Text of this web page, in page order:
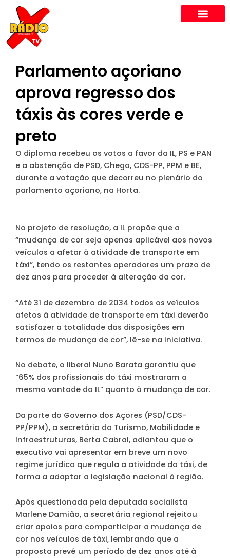
content
Parlamento açoriano
aprova regresso dos
táxis às cores verde e
preto
O diploma recebeu os votos a favor da IL, PS e PAN
e a abstenção de PSD, Chega, CDS-PP, PPM e BE,
durante a votação que decorreu no plenário do
parlamento açoriano, na Horta.
No projeto de resolução, a IL propõe que a
“mudança de cor seja apenas aplicável aos novos
veículos a afetar à atividade de transporte em
táxi”, tendo os restantes operadores um prazo de
dez anos para proceder à alteração da cor.
“Até 31 de dezembro de 2034 todos os veículos
afetos à atividade de transporte em táxi deverão
satisfazer a totalidade das disposições em
termos de mudança de cor”, lê-se na iniciativa.
No debate, o liberal Nuno Barata garantiu que
“65% dos profissionais do táxi mostraram a
mesma vontade da IL” quanto à mudança de cor.
Da parte do Governo dos Açores (PSD/CDS-
PP/PPM), a secretária do Turismo, Mobilidade e
Infraestruturas, Berta Cabral, adiantou que o
executivo vai apresentar em breve um novo
regime jurídico que regula a atividade do táxi, de
forma a adaptar a legislação nacional à região.
Após questionada pela deputada socialista
Marlene Damião, a secretária regional rejeitou
criar apoios para comparticipar a mudança de
cor nos veículos de táxi, lembrando que a
proposta prevê um período de dez anos até à